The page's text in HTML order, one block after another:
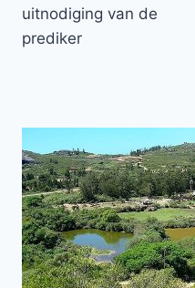
uitnodiging van de
prediker